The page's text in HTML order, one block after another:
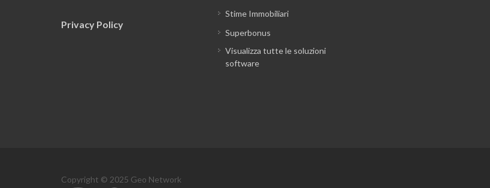
Privacy Policy
Stime Immobiliari
Superbonus
Visualizza tutte le soluzioni
software
Copyright © 2025 Geo Network